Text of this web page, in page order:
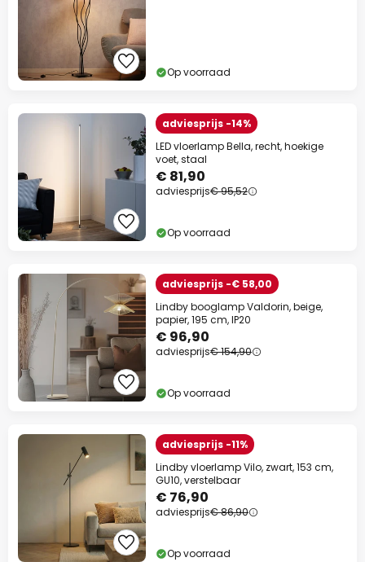
Op voorraad
adviesprijs -14%
LED vloerlamp Bella, recht, hoekige
voet, staal
€ 81,90
adviesprijs€ 95,52
Op voorraad
adviesprijs -€ 58,00
Lindby booglamp Valdorin, beige,
papier, 195 cm, IP20
€ 96,90
adviesprijs€ 154,90
Op voorraad
adviesprijs -11%
Lindby vloerlamp Vilo, zwart, 153 cm,
GU10, verstelbaar
€ 76,90
adviesprijs€ 86,90
Op voorraad